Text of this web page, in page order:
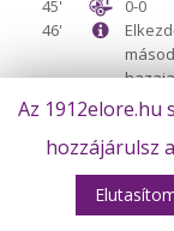
45'
0-0
46'
útjára
Kitl és
Az 1912elore.hu
hozzájárulsz